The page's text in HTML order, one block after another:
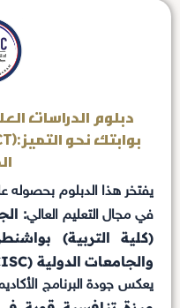
دبلوم الدراسات
يفتخر هذا الدبلوم بحصوله
في مجال التعليم العالي:
(كلية التربية)
والجامعات الدولية (ACISC)
يعكس جودة البرنامج